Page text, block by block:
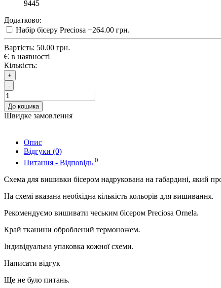
9445
Додатково:
Набір бісеру Preciosa +264.00 грн.
Вартість: 50.00 грн.
Є в наявності
Кількість:
+
-
До кошика
Швидке замовлення
Опис
Відгуки (0)
Питання - Відповідь 0
Схема для вишивки бісером надрукована на габардині, який
На схемі вказана необхідна кількість кольорів для вишивання.
Рекомендуємо вишивати чеським бісером Preciosa Ornela.
Край тканини оброблений термоножем.
Індивідуальна упаковка кожної схеми.
Написати відгук
Ще не було питань.